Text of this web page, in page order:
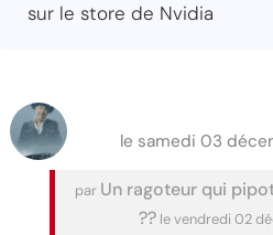
sur le store de Nvidia
le samedi 03
par Un ragoteur qui
?? le vendredi 02